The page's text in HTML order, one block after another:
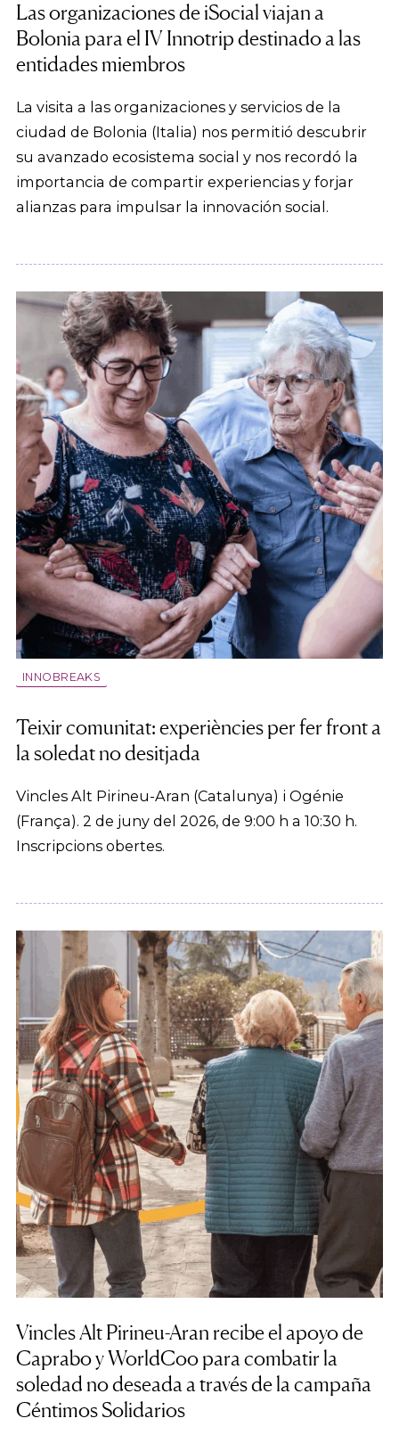
Las organizaciones de iSocial viajan a
Bolonia para el IV Innotrip destinado a las
entidades miembros
La visita a las organizaciones y servicios de la
ciudad de Bolonia (Italia) nos permitió descubrir
su avanzado ecosistema social y nos recordó la
importancia de compartir experiencias y forjar
alianzas para impulsar la innovación social.
INNOBREAKS
Teixir comunitat: experiències per fer front a
la soledat no desitjada
Vincles Alt Pirineu-Aran (Catalunya) i Ogénie
(França). 2 de juny del 2026, de 9:00 h a 10:30 h.
Inscripcions obertes.
Vincles Alt Pirineu-Aran recibe el apoyo de
Caprabo y WorldCoo para combatir la
soledad no deseada a través de la campaña
Céntimos Solidarios